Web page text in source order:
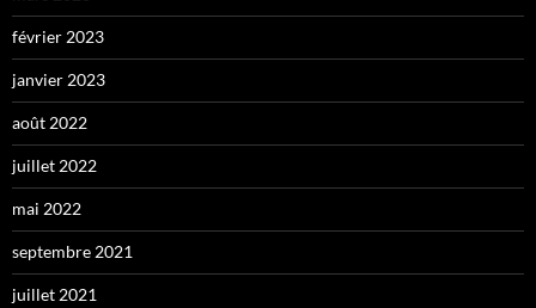
février 2023
janvier 2023
août 2022
juillet 2022
mai 2022
septembre 2021
juillet 2021